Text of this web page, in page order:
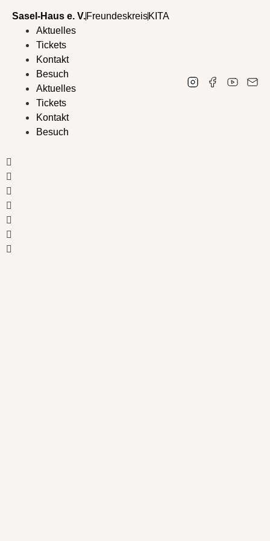
Sasel-Haus e. V.FreundeskreisKITA
Aktuelles
Tickets
Kontakt
Besuch
Aktuelles
Tickets
Kontakt
Besuch